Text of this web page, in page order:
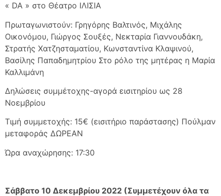
« DA » στο Θέατρο ΙΛΙΣΙΑ
Πρωταγωνιστούν: Γρηγόρης Βαλτινός, Μιχάλης
Οικονόμου, Γιώργος Σουξές, Νεκταρία Γιαννουδάκη,
Στρατής Χατζησταματίου, Κωνσταντίνα Κλαψινού,
Βασίλης Παπαδημητρίου Στο ρόλο της μητέρας η Μαρία
Καλλιμάνη
Δηλώσεις συμμέτοχης-αγορά εισιτηρίου ως 28
Νοεμβρίου
Τιμή συμμετοχής: 15€ (εισιτήριο παράστασης) Πούλμαν
μεταφοράς ΔΩΡΕΑΝ
Ώρα αναχώρησης: 17:30
Σάββατο 10 Δεκεμβρίου 2022 (Συμμετέχουν όλα τα